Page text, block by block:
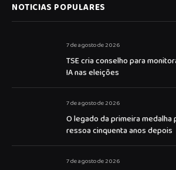
NOTICIAS POPULARES
7 de agosto de 2026
TSE cria conselho para
IA nas eleições
7 de agosto de 2026
O legado da primeira medalha
ressoa cinquenta anos depois
7 de agosto de 2026